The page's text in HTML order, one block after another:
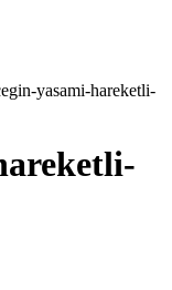
yasami-hareketli-